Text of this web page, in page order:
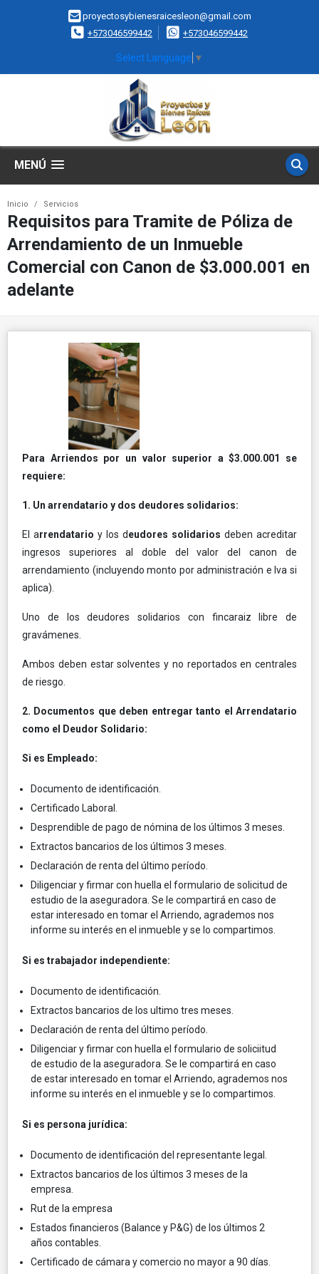
proyectosybienesraicesleon@gmail.com
+573046599442
+573046599442
Select Language ▼
MENÚ
Inicio Servicios
Requisitos para Tramite de Póliza de
Arrendamiento de un Inmueble
Comercial con Canon de $3.000.001 en
adelante
Para Arriendos por un valor superior a $3.000.001 se
requiere:
1. Un arrendatario y dos deudores solidarios:
El arrendatario y los deudores solidarios deben acreditar
ingresos superiores al doble del valor del canon de
arrendamiento (incluyendo monto por administración e Iva si
aplica).
Uno de los deudores solidarios con fincaraiz libre de
gravámenes.
Ambos deben estar solventes y no reportados en centrales
de riesgo.
2. Documentos que deben entregar tanto el Arrendatario
como el Deudor Solidario:
Si es Empleado:
Documento de identificación.
Certificado Laboral.
Desprendible de pago de nómina de los últimos 3 meses.
Extractos bancarios de los últimos 3 meses.
Declaración de renta del último período.
Diligenciar y firmar con huella el formulario de solicitud de
estudio de la aseguradora. Se le compartirá en caso de
estar interesado en tomar el Arriendo, agrademos nos
informe su interés en el inmueble y se lo compartimos.
Si es trabajador independiente:
Documento de identificación.
Extractos bancarios de los ultimo tres meses.
Declaración de renta del último período.
Diligenciar y firmar con huella el formulario de soliciitud
de estudio de la aseguradora. Se le compartirá en caso
de estar interesado en tomar el Arriendo, agrademos nos
informe su interés en el inmueble y se lo compartimos.
Si es persona jurídica:
Documento de identificación del representante legal.
Extractos bancarios de los últimos 3 meses de la
empresa.
Rut de la empresa
Estados financieros (Balance y P&G) de los últimos 2
años contables.
Certificado de cámara y comercio no mayor a 90 días.